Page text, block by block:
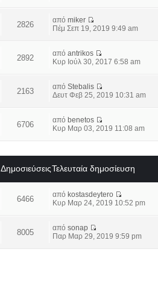
2826 απόmiker
Πέμ Σεπ 19, 2019 9:49 am
2892 απόantrikos
Κυρ Ιούλ 30, 2017 6:58 am
2163 απόStebalis
Δευτ Φεβ 25, 2019 10:31 am
6706 από benetos
Κυρ Μαρ 03, 2019 11:08 am
ΔημοσιεύσειςΤελευταία δημοσίευση
6466 από kostasdeytero
Κυρ Μαρ 24, 2019 10:52 pm
8005 απόsonap
Παρ Μαρ 29, 2019 9:59 pm